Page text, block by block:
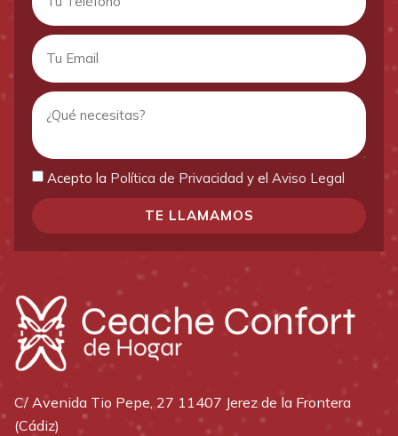
Acepto la Política de Privacidad y el Aviso Legal
TE LLAMAMOS
C/ Avenida Tio Pepe, 27 11407 Jerez de la Frontera
(Cádiz)